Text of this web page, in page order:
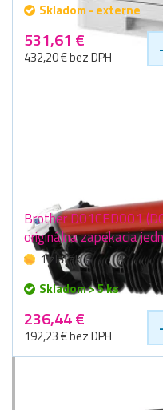
Skladom - externe
531,61 €
432,20 € bez DPH
Brother D01CED001
originálna zapekacia
1 zlaťák
Skladom > 5 ks
236,44 €
192,23 € bez DPH